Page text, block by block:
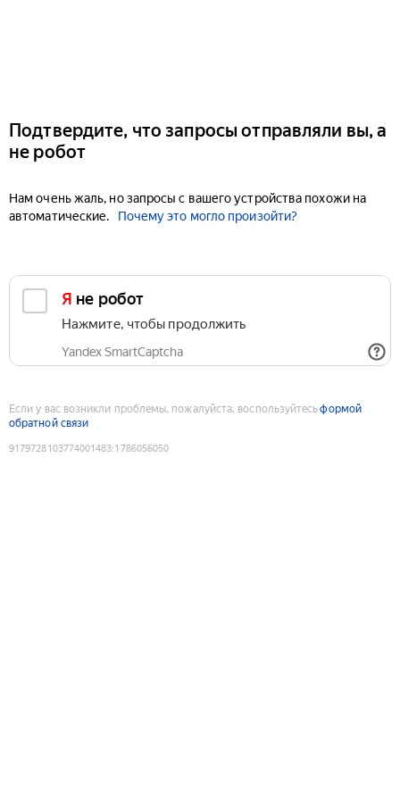
Подтвердите, что запросы отправляли вы, а
не робот
Нам очень жаль, но запросы с вашего устройства похожи на
автоматические.
Почему это могло произойти?
Я не робот
Нажмите, чтобы продолжить
Yandex SmartCaptcha
Если у вас возникли проблемы, пожалуйста, воспользуйтесьформой
обратной связи
9179728103774001483:1786056050